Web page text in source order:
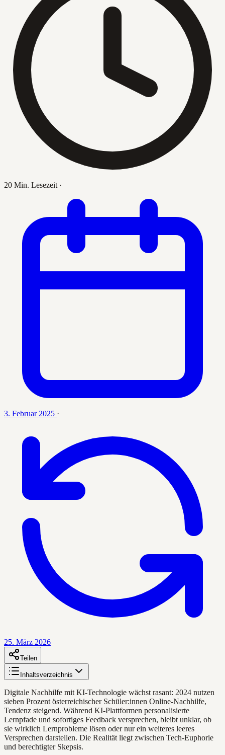
20 Min. Lesezeit ·
3. Februar 2025 ·
25. März 2026
Teilen
Inhaltsverzeichnis
Digitale Nachhilfe mit KI-Technologie wächst rasant: 2024 nutzen
sieben Prozent österreichischer Schüler:innen Online-Nachhilfe,
Tendenz steigend. Während KI-Plattformen personalisierte
Lernpfade und sofortiges Feedback versprechen, bleibt unklar, ob
sie wirklich Lernprobleme lösen oder nur ein weiteres leeres
Versprechen darstellen. Die Realität liegt zwischen Tech-Euphorie
und berechtigter Skepsis.